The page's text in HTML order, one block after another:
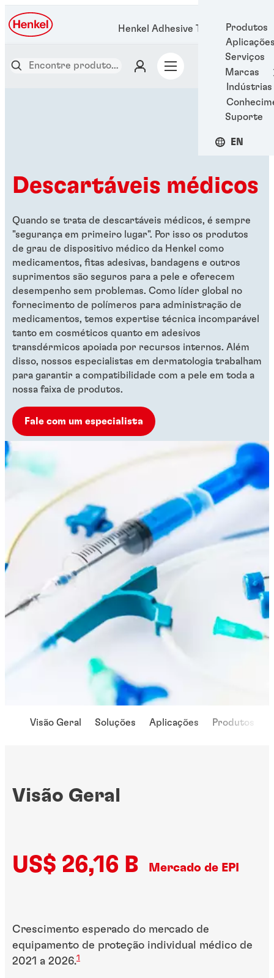
Produtos
Serviços
Marcas
Indústrias
Suporte
EN
Henkel Adhesive Technologies
Descartáveis ​​médicos
Quando se trata de descartáveis médicos, é sempre
"segurança em primeiro lugar". Por isso os produtos
de grau de dispositivo médico da Henkel como
medicamentos, fitas adesivas, bandagens e outros
suprimentos são seguros para a pele e oferecem
desempenho sem problemas. Como líder global no
fornecimento de polímeros para administração de
medicamentos, temos expertise técnica incomparável
tanto em cosméticos quanto em adesivos
transdérmicos apoiada por recursos internos. Além
disso, nossos especialistas em dermatologia trabalham
para garantir a compatibilidade com a pele em toda a
nossa faixa de produtos.
Fale com um especialista
Visão Geral Soluções Aplicações Produtos
Visão Geral
US$ 26,16 B Mercado de EPI
Crescimento esperado do mercado de
equipamento de proteção individual médico de
2021 a 2026.1